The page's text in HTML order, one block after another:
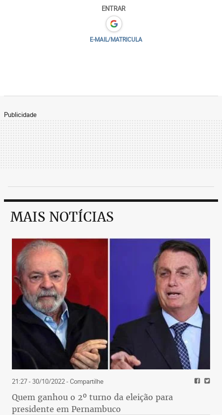
ENTRAR
E-MAIL/MATRICULA
Publicidade
MAIS NOTÍCIAS
21:27 - 30/10/2022- Compartilhe
Quem ganhou o 2º turno da eleição para
presidente em Pernambuco